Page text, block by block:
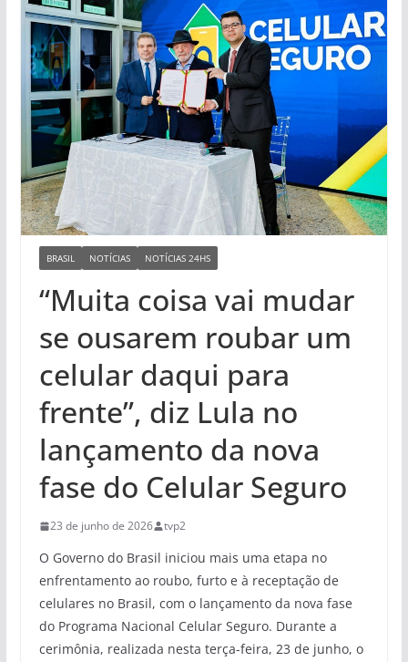
BRASIL NOTÍCIAS NOTÍCIAS 24HS
“Muita coisa vai mudar
se ousarem roubar um
celular daqui para
frente”, diz Lula no
lançamento da nova
fase do Celular Seguro
23 de junho de 2026 tvp2
O Governo do Brasil iniciou mais uma etapa no
enfrentamento ao roubo, furto e à receptação de
celulares no Brasil, com o lançamento da nova fase
do Programa Nacional Celular Seguro. Durante a
cerimônia, realizada nesta terça-feira, 23 de junho, o